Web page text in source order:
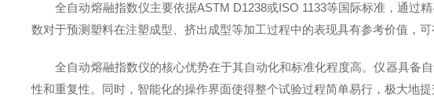
全自动熔融指数仪主要依据ASTM D1238或ISO 1133等国际标准，通过
数对于预测塑料在注塑成型、挤出成型等加工过程中的表现具有参考价值，
全自动熔融指数仪的核心优势在于其自动化和标准化程度高。仪器具备自
性和重复性。同时，智能化的操作界面使得整个试验过程简单易行，极大地提